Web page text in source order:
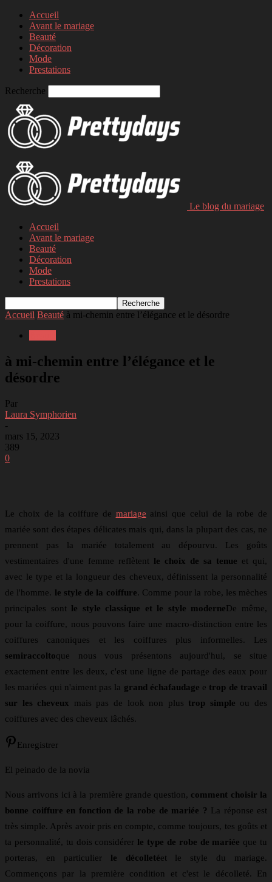
Accueil
Avant le mariage
Beauté
Décoration
Mode
Prestations
Recherche
Le blog du mariage
Accueil
Avant le mariage
Beauté
Décoration
Mode
Prestations
Accueil Beauté à mi-chemin entre l’élégance et le désordre
à mi-chemin entre l’élégance et le
désordre
Par
Laura Symphorien
-
mars 15, 2023
389
0
Le choix de la coiffure de mariage ainsi que celui de la robe de
mariée sont des étapes délicates mais qui, dans la plupart des cas, ne
prennent pas la mariée totalement au dépourvu. Les goûts
vestimentaires d'une femme reflètent le choix de sa tenue et qui,
avec le type et la longueur des cheveux, définissent la personnalité
de l'homme. le style de la coiffure. Comme pour la robe, les mèches
principales sont le style classique et le style moderneDe même,
pour la coiffure, nous pouvons faire une macro-distinction entre les
coiffures canoniques et les coiffures plus informelles. Les
semiraccoltoque nous vous présentons aujourd'hui, se situe
exactement entre les deux, c'est une ligne de partage des eaux pour
les mariées qui n'aiment pas la grand échafaudage e trop de travail
sur les cheveux mais pas de look non plus trop simple ou des
coiffures avec des cheveux lâchés.
Enregistrer
El peinado de la novia
Nous arrivons ici à la première grande question, comment choisir la
bonne coiffure en fonction de la robe de mariée ? La réponse est
très simple. Après avoir pris en compte, comme toujours, tes goûts et
ta personnalité, tu dois considérer le type de robe de mariée que tu
porteras, en particulier le décolletéet le style du mariage.
Commençons par la première condition et c'est le décolleté. En